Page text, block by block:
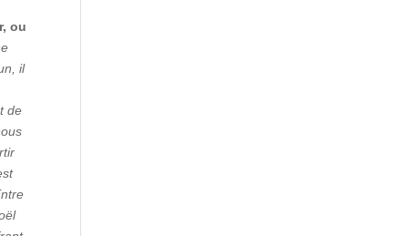
ou
il
de